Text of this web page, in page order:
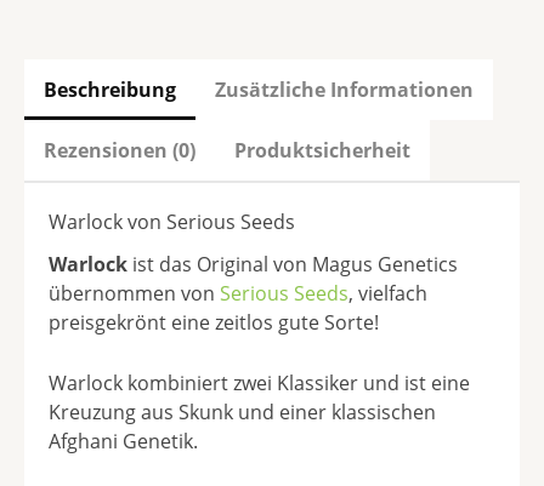
Beschreibung Zusätzliche Informationen
Rezensionen (0) Produktsicherheit
Warlock von Serious Seeds
Warlock ist das Original von Magus Genetics
übernommen von Serious Seeds, vielfach
preisgekrönt eine zeitlos gute Sorte!
Warlock kombiniert zwei Klassiker und ist eine
Kreuzung aus Skunk und einer klassischen
Afghani Genetik.